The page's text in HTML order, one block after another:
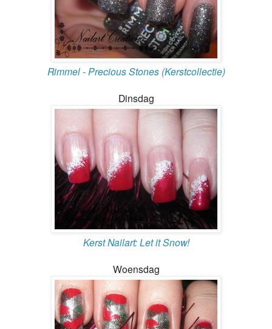
Rimmel - Precious Stones (Kerstcollectie)
Dinsdag
Kerst Nailart: Let it Snow!
Woensdag